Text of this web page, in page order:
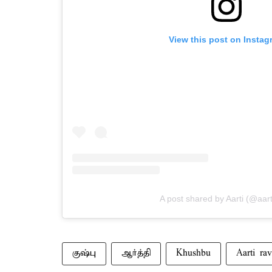
View this post on
A post shared by Aarti
குஷ்பு ஆர்த்தி Khushbu Aarti